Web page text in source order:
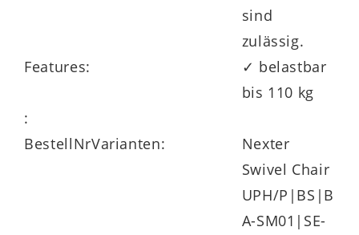
sind
zulässig.
Features:
✓ belastbar
bis 110 kg
:
BestellNrVarianten:
Nexter
Swivel Chair
UPH/P|BS|B
A-SM01|SE-